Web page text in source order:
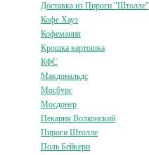
Доставка из Пироги "Штолле"
Кофе Хауз
Кофемания
Крошка картошка
КФС
Макдональдс
Мосбург
Мосдонер
Пекарня Волконский
Пироги Штолле
Поль Бейкери